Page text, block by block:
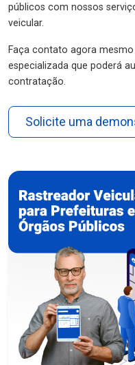
públicos com nossos
veicular.
Faça contato agora
especializada que poderá
contratação.
Solicite uma